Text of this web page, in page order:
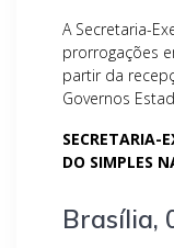
A Secretaria-
prorrogações
partir da
Governos
SECRETARIA-
DO SIMPLES
Brasília,